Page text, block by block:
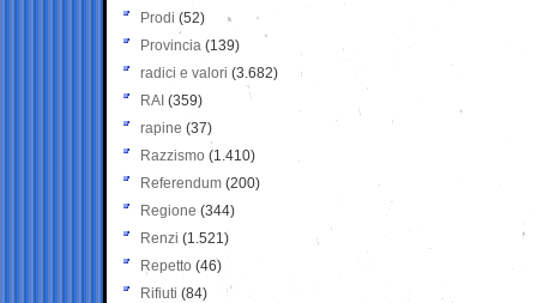
Prodi (52)
Provincia (139)
radici e valori (3.682)
RAI (359)
rapine (37)
Razzismo (1.410)
Referendum (200)
Regione (344)
Renzi (1.521)
Repetto (46)
Rifiuti (84)